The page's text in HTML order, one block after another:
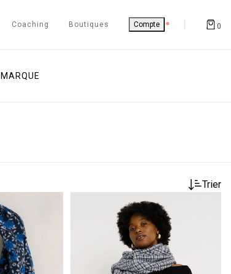
Coaching Boutiques Compte 0
MARQUE
Trier